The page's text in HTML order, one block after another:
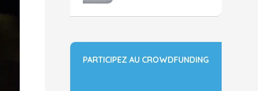
PARTICIPEZ AU CROWDFUNDING